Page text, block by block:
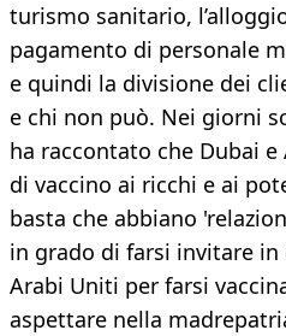
turismo sanitario,
pagamento di personale
e quindi la divisione dei
e chi non può. Nei giorni
ha raccontato che Dubai
di vaccino ai ricchi e ai
basta che abbiano
in grado di farsi invitare
Arabi Uniti per farsi
aspettare nella